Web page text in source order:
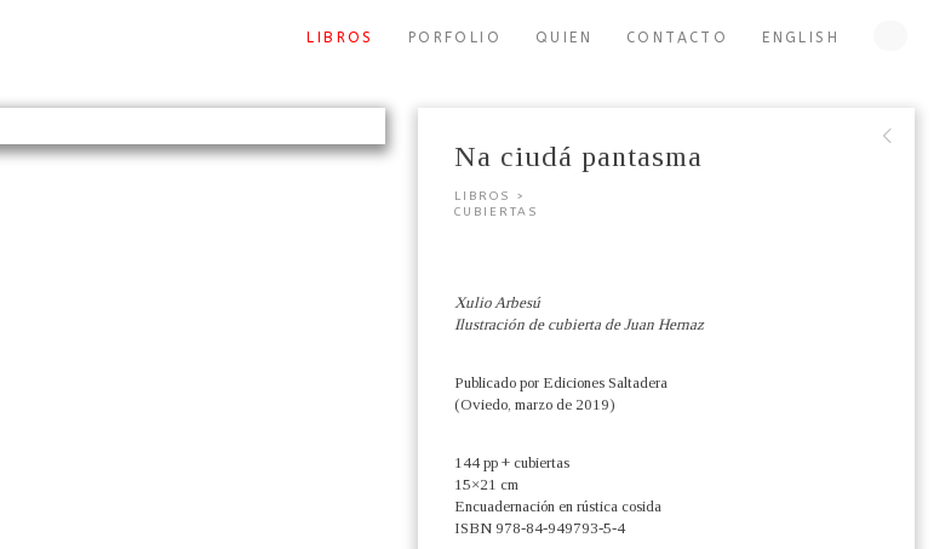
LIBROS PORFOLIO QUIEN CONTACTO ENGLISH
Na ciudá pantasma
∟
LIBROS >
CUBIERTAS
Xulio Arbesú
Ilustración de cubierta de Juan Hernaz
Publicado por Ediciones Saltadera
(Oviedo, marzo de 2019)
144 pp + cubiertas
15×21 cm
Encuadernación en rústica cosida
ISBN 978-84-949793-5-4